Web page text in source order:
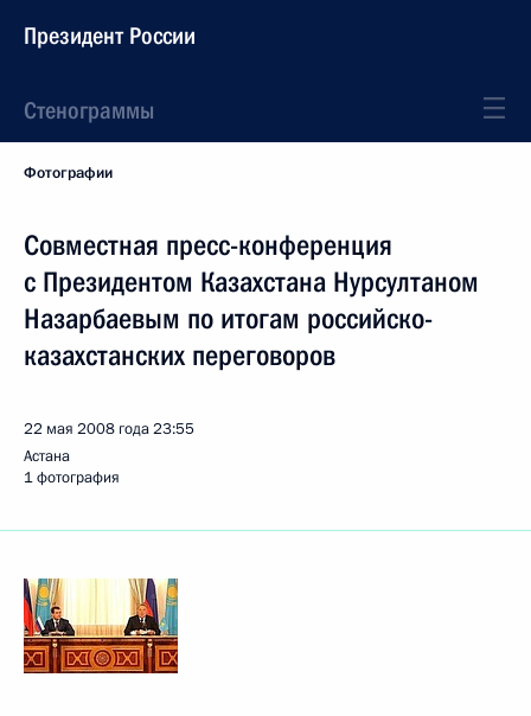
Президент России
Стенограммы
Фотографии
Совместная пресс-конференция
с Президентом Казахстана Нурсултаном
Назарбаевым по итогам российско-
казахстанских переговоров
22 мая 2008 года23:55
Астана
1 фотография